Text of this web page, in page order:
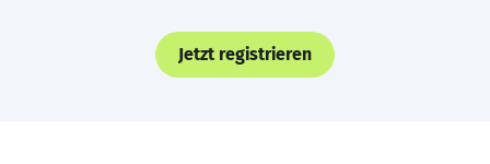
Jetzt registrieren